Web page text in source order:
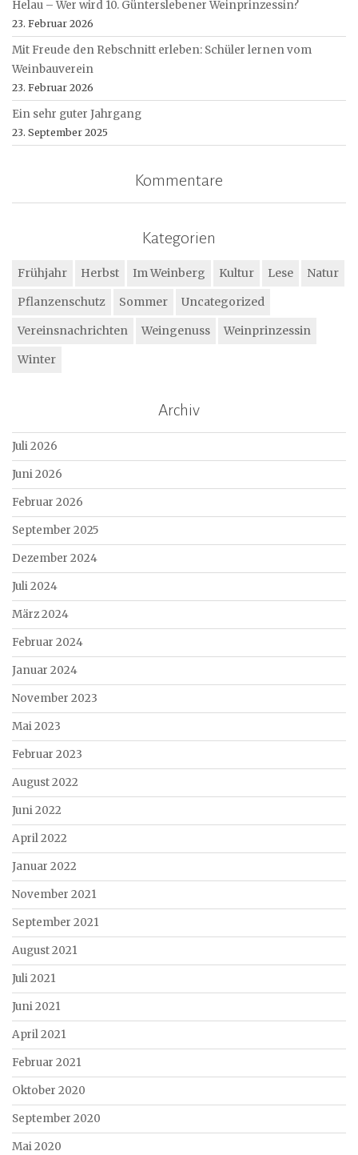
Helau – Wer wird 10. Günterslebener Weinprinzessin?
23. Februar 2026
Mit Freude den Rebschnitt erleben: Schüler lernen vom
Weinbauverein
23. Februar 2026
Ein sehr guter Jahrgang
23. September 2025
Kommentare
Kategorien
Frühjahr Herbst Im Weinberg Kultur Lese
Natur
Pflanzenschutz
Sommer
Uncategorized
Vereinsnachrichten
Weingenuss
Weinprinzessin
Winter
Archiv
Juli 2026
Juni 2026
Februar 2026
September 2025
Dezember 2024
Juli 2024
März 2024
Februar 2024
Januar 2024
November 2023
Mai 2023
Februar 2023
August 2022
Juni 2022
April 2022
Januar 2022
November 2021
September 2021
August 2021
Juli 2021
Juni 2021
April 2021
Februar 2021
Oktober 2020
September 2020
Mai 2020